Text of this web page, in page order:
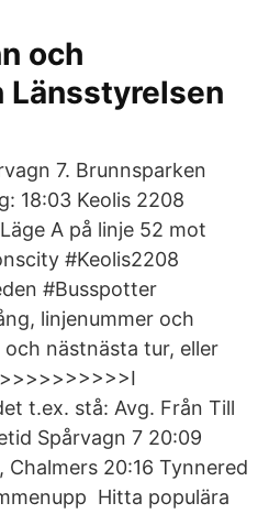
och
Länsstyrelsen
7. Brunnsparken
18:03 Keolis 2208
A på linje 52 mot
#Keolis2208
#Busspotter
linjenummer och
nästnästa tur, eller
t.ex. stå: Avg. Från Till
Spårvagn 7 20:09
Chalmers 20:16 Tynnered
Hitta populära